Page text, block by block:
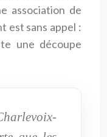
association de
est sans appel :
une découpe